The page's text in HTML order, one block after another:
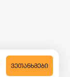
ᲕᲔᲗᲐᲜᲮᲛᲔᲑᲘ